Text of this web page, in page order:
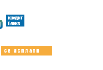
ima Bora Santana!